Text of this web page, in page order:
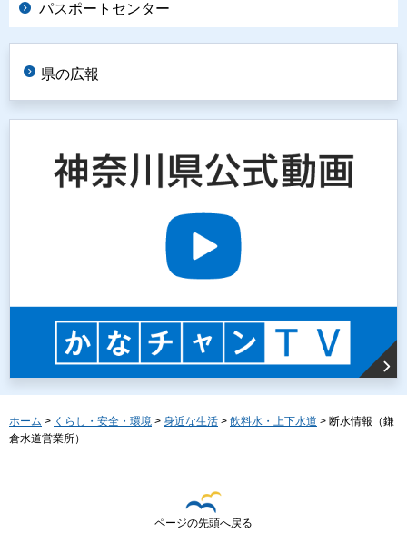
パスポートセンター
県の広報
ホーム > くらし・安全・環境 > 身近な生活 > 飲料水・上下水道 > 断水情報（鎌
倉水道営業所）
ページの先頭へ戻る